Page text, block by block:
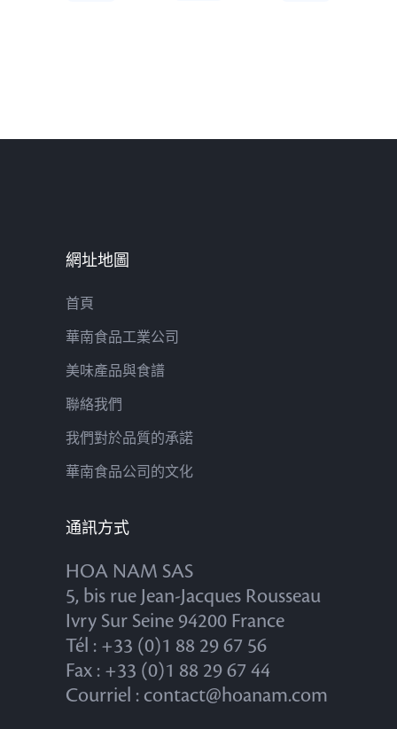
網址地圖
首頁
華南食品工業公司
美味產品與食譜
聯絡我們
我們對於品質的承諾
華南食品公司的文化
通訊方式
HOA NAM SAS
5, bis rue Jean-Jacques Rousseau
Ivry Sur Seine 94200 France
Tél : +33 (0)1 88 29 67 56
Fax : +33 (0)1 88 29 67 44
Courriel : contact@hoanam.com